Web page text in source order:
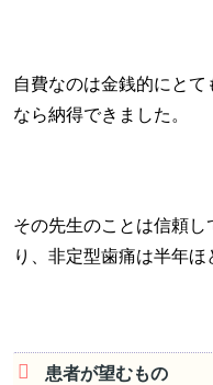
自費なのは金銭的にと
なら納得できました。
その先生のことは信頼
り、非定型歯痛は半年ほ
患者が望むもの